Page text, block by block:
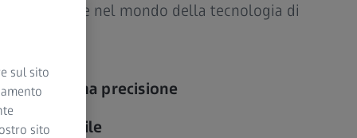
per entrare nel mondo della tecnologia di
la massima precisione
sul sito
sito